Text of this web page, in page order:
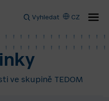
Vyhledat CZ
ve skupině TEDOM